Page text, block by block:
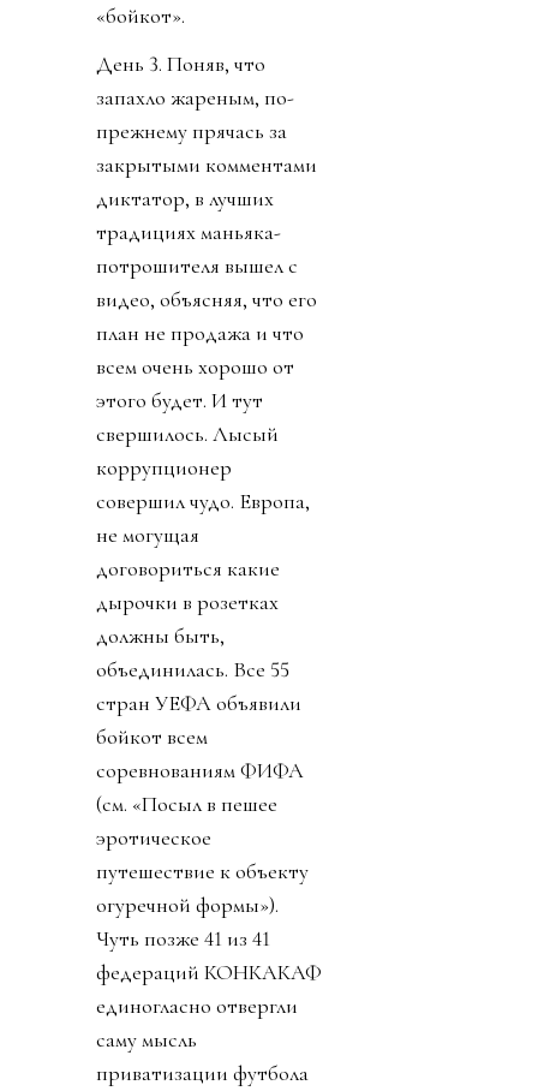
«бойкот».
День 3. Поняв, что
запахло жареным, по-
прежнему прячась за
закрытыми комментами
диктатор, в лучших
традициях маньяка-
потрошителя вышел с
видео, объясняя, что его
план не продажа и что
всем очень хорошо от
этого будет. И тут
свершилось. Лысый
коррупционер
совершил чудо. Европа,
не могущая
договориться какие
дырочки в розетках
должны быть,
объединилась. Все 55
стран УЕФА объявили
бойкот всем
соревнованиям ФИФА
(см. «Посыл в пешее
эротическое
путешествие к объекту
огуречной формы»).
Чуть позже 41 из 41
федераций КОНКАКАФ
единогласно отвергли
саму мысль
приватизации футбола